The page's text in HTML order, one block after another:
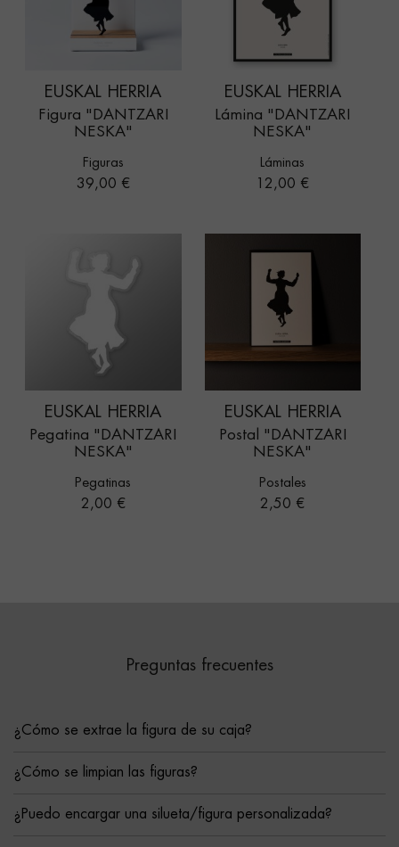
EUSKAL HERRIA
Figura "DANTZARI
NESKA"
Figuras
Precio
39,00 €
EUSKAL HERRIA
Lámina "DANTZARI
NESKA"
Láminas
Precio
12,00 €
EUSKAL HERRIA
Pegatina "DANTZARI
NESKA"
Pegatinas
Precio
2,00 €
EUSKAL HERRIA
Postal "DANTZARI
NESKA"
Postales
Precio
2,50 €
Preguntas frecuentes
¿Cómo se extrae la figura de su caja?
¿Cómo se limpian las figuras?
¿Puedo encargar una silueta/figura personalizada?